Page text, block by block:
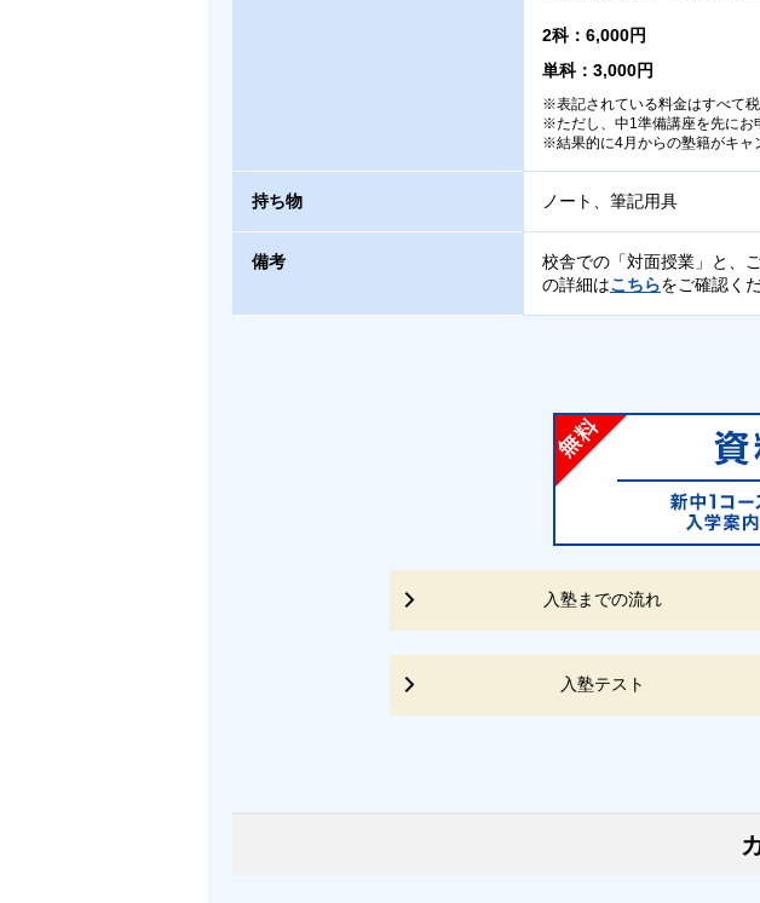
2科：6,000円
単科：3,000円
表記されている料金はすべて税
ただし、中1準備講座を先にお
結果的に4月からの塾籍がキャ
持ち物 ノート、筆記用具
備考
校舎での「対面授業」と、
の詳細はこちらをご確認く
入塾までの流れ
入塾テスト